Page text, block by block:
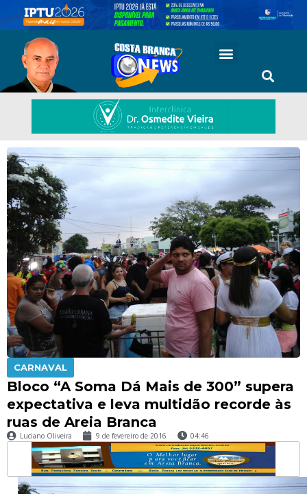
CARNAVAL
Bloco “A Soma Dá Mais de 300” supera
expectativa e leva multidão recorde às
ruas de Areia Branca
Luciano Oliveira 9 de fevereiro de 2016 04:46